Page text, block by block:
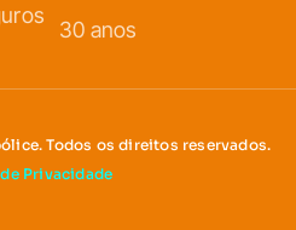
30 anos
Todos os direitos reservados.
Privacidade